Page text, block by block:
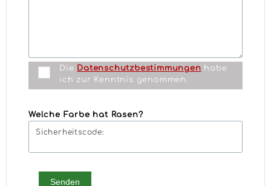
Die Datenschutzbestimmungen habe
ich zur Kenntnis genommen.
Sicherheitscode:
Welche Farbe hat Rasen?
Senden